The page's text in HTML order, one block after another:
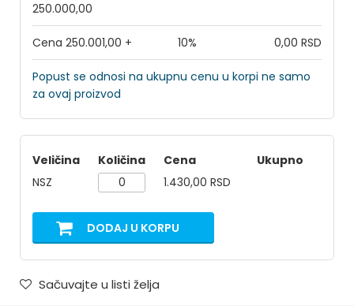
250.000,00
Cena 250.001,00 + 10% 0,00 RSD
Popust se odnosi na ukupnu cenu u korpi ne samo
za ovaj proizvod
Veličina Količina Cena
Ukupno
NSZ
1.430,00 RSD
DODAJ U KORPU
Sačuvajte u listi želja